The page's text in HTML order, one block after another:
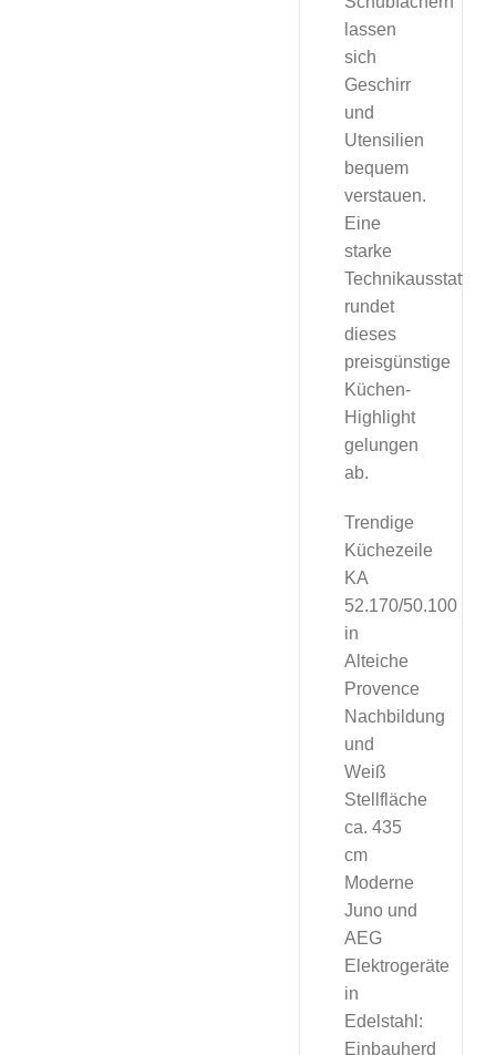
lassen
sich
Geschirr
und
Utensilien
bequem
verstauen.
Eine
starke
Technikausstattung
rundet
dieses
preisgünstige
Küchen-
Highlight
gelungen
ab.
Trendige
Küchezeile
KA
52.170/50.100
in
Alteiche
Provence
Nachbildung
und
Weiß
Stellfläche
ca. 435
cm
Moderne
Juno und
AEG
Elektrogeräte
in
Edelstahl:
Einbauherd